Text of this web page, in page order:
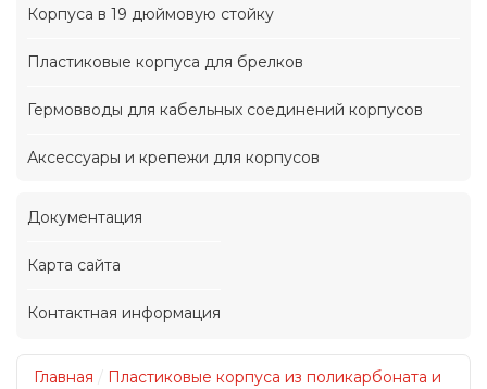
Корпуса в 19 дюймовую стойку
Пластиковые корпуса для брелков
Гермовводы для кабельных соединений корпусов
Аксессуары и крепежи для корпусов
Документация
Карта сайта
Контактная информация
Главная
Пластиковые корпуса из поликарбоната и